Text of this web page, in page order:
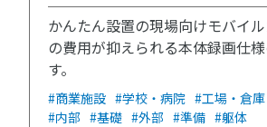
かんたん設置の現場向けモバイ
の費用が抑えられる本体録画仕
す。
#商業施設 #学校・病院 #工場・倉庫
#内部 #基礎 #外部 #準備 #躯体